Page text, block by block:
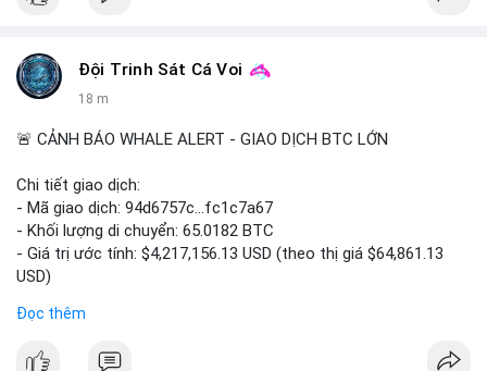
Đội Trinh Sát Cá Voi
18 m
🚨 CẢNH BÁO WHALE ALERT - GIAO DỊCH BTC LỚN
Chi tiết giao dịch:
- Mã giao dịch: 94d6757c...fc1c7a67
- Khối lượng di chuyển: 65.0182 BTC
- Giá trị ước tính: $4,217,156.13 USD (theo thị giá $64,861.13
USD)
Đọc thêm